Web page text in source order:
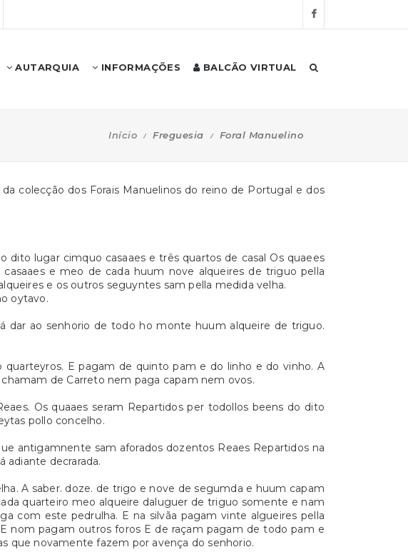
AUTARQUIA INFORMAÇÕES BALCÃO VIRTUAL
Início Freguesia Foral Manuelino
colecção dos Forais Manuelinos do reino de Portugal e dos
lugar cimquo casaaes e três quartos de casal Os quaees
e meo de cada huum nove alqueires de triguo pella
e os outros seguyntes sam pella medida velha.
oytavo.
dar ao senhorio de todo ho monte huum alqueire de triguo.
E pagam de quinto pam e do linho e do vinho. A
de Carreto nem paga capam nem ovos.
Os quaaes seram Repartidos per todollos beens do dito
pollo concelho.
antigamnente sam aforados dozentos Reaes Repartidos na
adiante decrarada.
A saber. doze. de trigo e nove de segumda e huum capam
quarteiro meo alqueire daluguer de triguo somente e nam
com este pedrulha. E na silvãa pagam vinte algueires pella
nom pagam outros foros E de raçam pagam de todo pam e
que novamente fazem por avença do senhorio.